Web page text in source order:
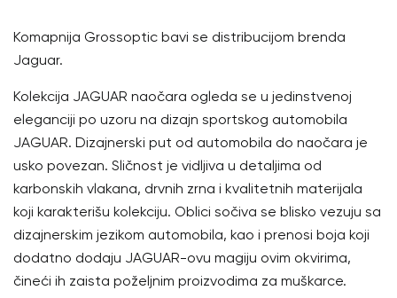
Komapnija Grossoptic bavi se distribucijom brenda
Jaguar.
Kolekcija JAGUAR naočara ogleda se u jedinstvenoj
eleganciji po uzoru na dizajn sportskog automobila
JAGUAR. Dizajnerski put od automobila do naočara je
usko povezan. Sličnost je vidljiva u detaljima od
karbonskih vlakana, drvnih zrna i kvalitetnih materijala
koji karakterišu kolekciju. Oblici sočiva se blisko vezuju sa
dizajnerskim jezikom automobila, kao i prenosi boja koji
dodatno dodaju JAGUAR-ovu magiju ovim okvirima,
čineći ih zaista poželjnim proizvodima za muškarce.